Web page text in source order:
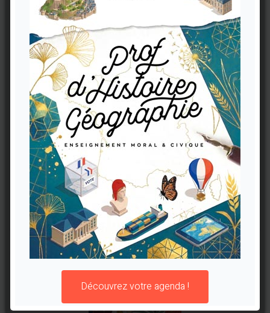
Carnet Prof Histoire-Géo (V1)
11,90 €
Découvrez votre agenda !